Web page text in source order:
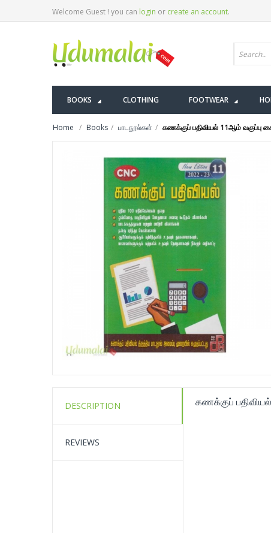
Welcome Guest ! you can login or create an account.
BOOKS CLOTHING FOOTWEAR
Home Books பாடநூல்கள் கணக்குப் பதிவியல் 11ஆம் வகுப்பு
DESCRIPTION
REVIEWS
கணக்குப்